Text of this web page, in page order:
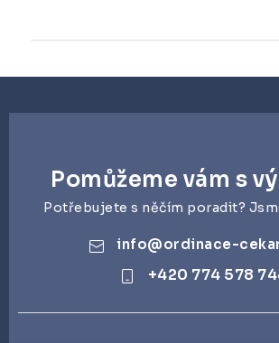
Pomůžeme vám s
Potřebujete s něčím poradit?
info@ordinace-
+420 774 578